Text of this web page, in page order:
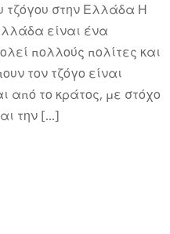
τζόγου στην Ελλάδα Η
είναι ένα
πολλούς πολίτες και
τον τζόγο είναι
από το κράτος, με στόχο
την […]